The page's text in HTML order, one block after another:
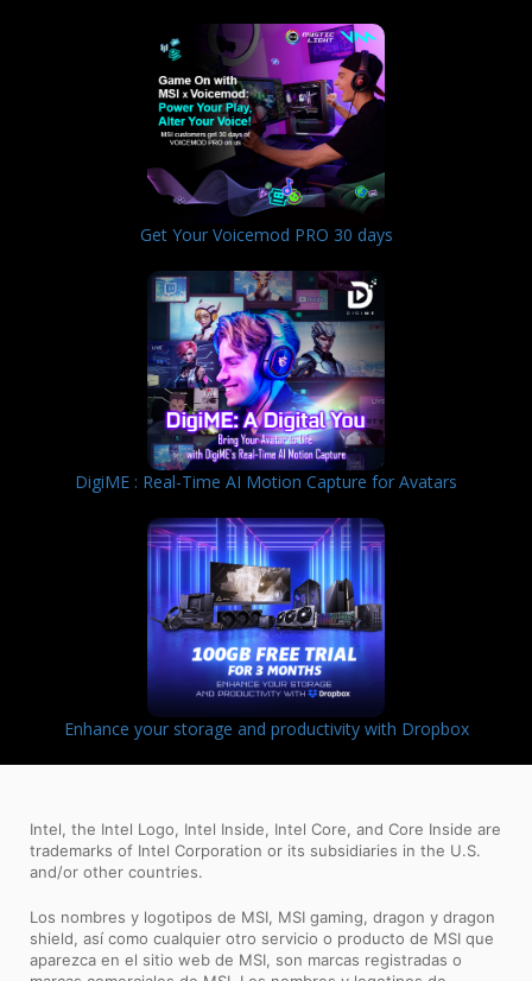
Get Your Voicemod PRO 30 days
DigiME : Real-Time AI Motion Capture for Avatars
Enhance your storage and productivity with Dropbox
Intel, the Intel Logo, Intel Inside, Intel Core, and Core Inside are
trademarks of Intel Corporation or its subsidiaries in the U.S.
and/or other countries.
Los nombres y logotipos de MSI, MSI gaming, dragon y dragon
shield, así como cualquier otro servicio o producto de MSI que
aparezca en el sitio web de MSI, son marcas registradas o